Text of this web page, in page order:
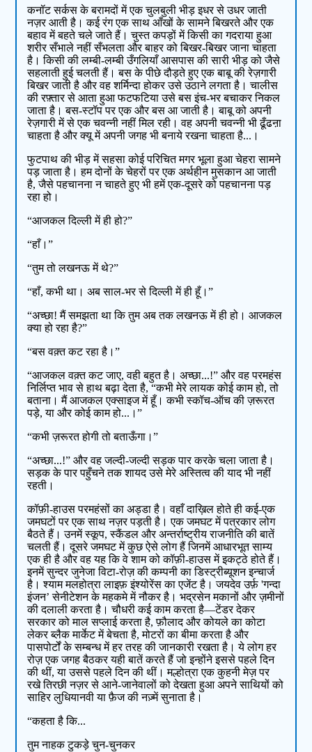
कनॉट सर्कस के बरामदों में एक चुलबुली भीड़ इधर से उधर जाती
नज़र आती है। कई रंग एक साथ आँखों के सामने बिखरते और एक
बहाव में बहते चले जाते हैं। चुस्त कपड़ों में किसी का गदराया हुआ
शरीर सँभाले नहीं सँभलता और बाहर को बिखर-बिखर जाना चाहता
है। किसी की लम्बी-लम्बी उँगलियाँ आसपास की सारी भीड़ को जैसे
सहलाती हुई चलती हैं। बस के पीछे दौड़ते हुए एक बाबू की रेज़गारी
बिखर जाती है और वह शर्मिन्दा होकर उसे उठाने लगता है। चालीस
की रफ़्तार से आता हुआ फटफटिया उसे बस इंच-भर बचाकर निकल
जाता है। बस-स्टॉप पर एक और बस आ जाती है। बाबू को अपनी
रेज़गारी में से एक चवन्नी नहीं मिल रही। वह अपनी चवन्नी भी ढूँढऩा
चाहता है और क्यू में अपनी जगह भी बनाये रखना चाहता है...।
फुटपाथ की भीड़ में सहसा कोई परिचित मगर भूला हुआ चेहरा सामने
पड़ जाता है। हम दोनों के चेहरों पर एक अर्थहीन मुसकान आ जाती
है, जैसे पहचानना न चाहते हुए भी हमें एक-दूसरे को पहचानना पड़
रहा हो।
“आजकल दिल्ली में ही हो?”
“हाँ।”
“तुम तो लखनऊ में थे?”
“हाँ, कभी था। अब साल-भर से दिल्ली में ही हूँ।”
“अच्छा! मैं समझता था कि तुम अब तक लखनऊ में ही हो। आजकल
क्या हो रहा है?”
“बस वक़्त कट रहा है।”
“आजकल वक़्त कट जाए, वही बहुत है। अच्छा...!” और वह परमहंस
निर्लिप्त भाव से हाथ बढ़ा देता है, “कभी मेरे लायक कोई काम हो, तो
बताना। मैं आजकल एक्साइज में हूँ। कभी स्कॉच-ऑच की ज़रूरत
पड़े, या और कोई काम हो...।”
“कभी ज़रूरत होगी तो बताऊँगा।”
“अच्छा...!” और वह जल्दी-जल्दी सड़क पार करके चला जाता है।
सड़क के पार पहुँचने तक शायद उसे मेरे अस्तित्व की याद भी नहीं
रहती।
कॉफ़ी-हाउस परमहंसों का अड्डा है। वहाँ दाख़िल होते ही कई-एक
जमघटों पर एक साथ नज़र पड़ती है। एक जमघट में पत्रकार लोग
बैठते हैं। उनमें स्कूप, स्कैंडल और अन्तर्राष्ट्रीय राजनीति की बातें
चलती हैं। दूसरे जमघट में कुछ ऐसे लोग हैं जिनमें आधारभूत साम्य
एक ही है और वह यह कि वे शाम को कॉफ़ी-हाउस में इकट्ठे होते हैं।
इनमें सुन्दर जुनेजा विटा-रोज़ की कम्पनी का डिस्ट्रीब्यूशन इन्चार्ज
है। श्याम मलहोत्रा लाइफ़ इंश्योरेंस का एजेंट है। जयदेव उर्फ़ 'गन्दा
इंजन’ सेनीटेशन के महकमे में नौकर है। भद्रसेन मकानों और ज़मीनों
की दलाली करता है। चौधरी कई काम करता है—टेंडर देकर
सरकार को माल सप्लाई करता है, फ़ौलाद और कोयले का कोटा
लेकर ब्लैक मार्केट में बेचता है, मोटरों का बीमा करता है और
पासपोर्टों के सम्बन्ध में हर तरह की जानकारी रखता है। ये लोग हर
रोज़ एक जगह बैठकर यही बातें करते हैं जो इन्होंने इससे पहले दिन
की थीं, या उससे पहले दिन की थीं। मल्होत्रा एक कुहनी मेज़ पर
रखे तिरछी नज़र से आने-जानेवालों को देखता हुआ अपने साथियों को
साहिर लुधियानवी या फ़ैज की नज़्में सुनाता है।
“कहता है कि...
तुम नाहक टुकड़े चुन-चुनकर